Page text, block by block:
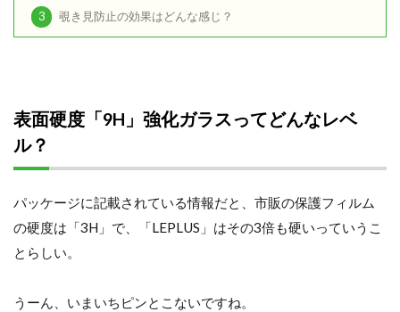
3 覗き見防止の効果はどんな感じ？
表面硬度「9H」強化ガラスってどんなレベ
ル？
パッケージに記載されている情報だと、市販の保護フィルム
の硬度は「3H」で、「LEPLUS」はその3倍も硬いっていうこ
とらしい。
うーん、いまいちピンとこないですね。